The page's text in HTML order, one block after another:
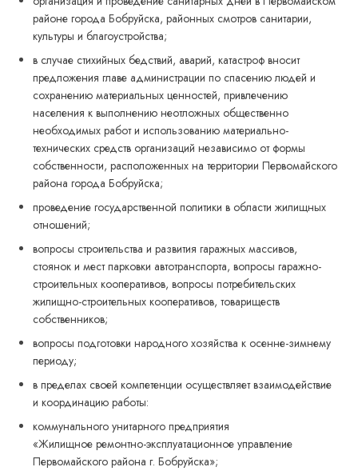
районе города Бобруйска, районных смотров санитарии,
культуры и благоустройства;
в случае стихийных бедствий, аварий, катастроф вносит
предложения главе администрации по спасению людей и
сохранению материальных ценностей, привлечению
населения к выполнению неотложных общественно
необходимых работ и использованию материально-
технических средств организаций независимо от формы
собственности, расположенных на территории Первомайского
района города Бобруйска;
проведение государственной политики в области жилищных
отношений;
вопросы строительства и развития гаражных массивов,
стоянок и мест парковки автотранспорта, вопросы гаражно-
строительных кооперативов, вопросы потребительских
жилищно-строительных кооперативов, товариществ
собственников;
вопросы подготовки народного хозяйства к осенне-зимнему
периоду;
в пределах своей компетенции осуществляет взаимодействие
и координацию работы:
коммунального унитарного предприятия
«Жилищное ремонтно-эксплуатационное управление
Первомайского района г. Бобруйска»;